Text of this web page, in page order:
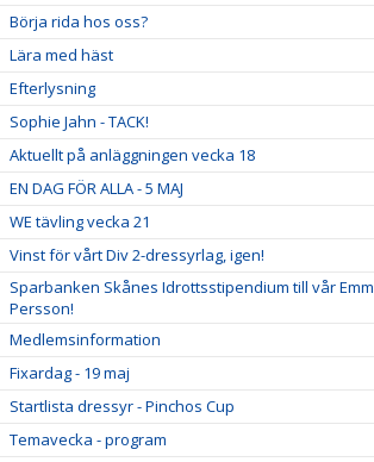
Börja rida hos oss?
Lära med häst
Efterlysning
Sophie Jahn - TACK!
Aktuellt på anläggningen vecka 18
EN DAG FÖR ALLA - 5 MAJ
WE tävling vecka 21
Vinst för vårt Div 2-dressyrlag, igen!
Sparbanken Skånes Idrottsstipendium till vår
Persson!
Medlemsinformation
Fixardag - 19 maj
Startlista dressyr - Pinchos Cup
Temavecka - program